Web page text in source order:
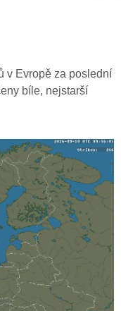
v Evropě za poslední
bíle, nejstarší